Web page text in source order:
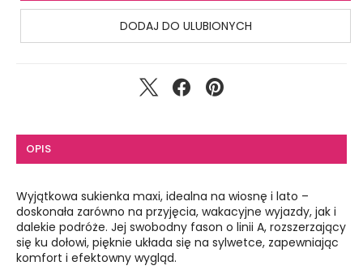
DODAJ DO ULUBIONYCH
OPIS
Wyjątkowa sukienka maxi, idealna na wiosnę i lato –
doskonała zarówno na przyjęcia, wakacyjne wyjazdy, jak i
dalekie podróże. Jej swobodny fason o linii A, rozszerzający
się ku dołowi, pięknie układa się na sylwetce, zapewniając
komfort i efektowny wygląd.